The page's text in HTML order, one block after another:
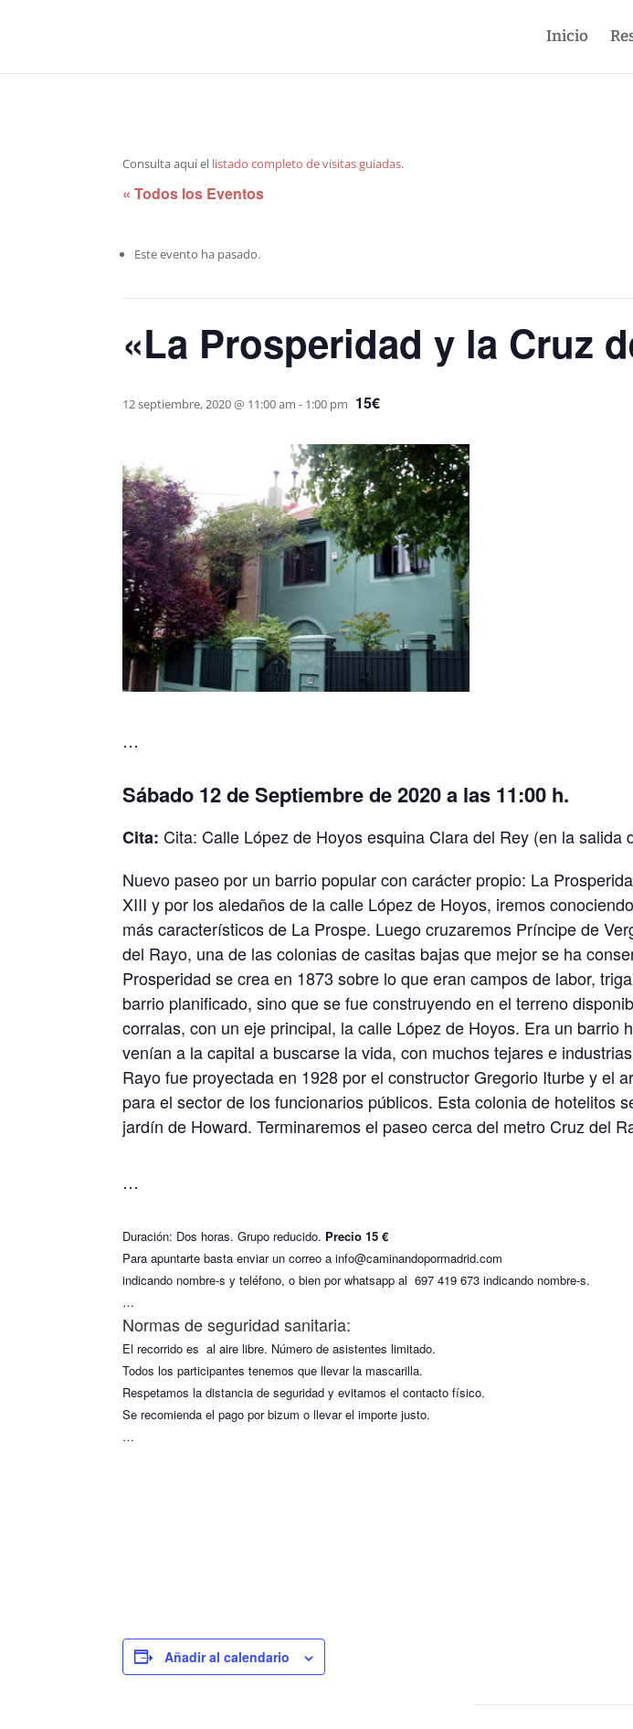
Inicio
Consulta aquí el listado completo de visitas guiadas.
« Todos los Eventos
Este evento ha pasado.
«La Prosperidad y la Cruz
12 septiembre, 2020 @ 11:00 am - 1:00 pm 15€
…
Sábado 12 de Septiembre de 2020 a las 11:00 h.
Cita: Cita: Calle López de Hoyos esquina Clara del Rey (en la salida
Nuevo paseo por un barrio popular con carácter propio: La
XIII y por los aledaños de la calle López de Hoyos, iremos
más característicos de La Prospe. Luego cruzaremos Príncipe de
del Rayo, una de las colonias de casitas bajas que mejor se ha
Prosperidad se crea en 1873 sobre lo que eran campos de labor,
barrio planificado, sino que se fue construyendo en el terreno
corralas, con un eje principal, la calle López de Hoyos. Era un barrio
venían a la capital a buscarse la vida, con muchos tejares e
Rayo fue proyectada en 1928 por el constructor Gregorio Iturbe y el
para el sector de los funcionarios públicos. Esta colonia de hotelitos
jardín de Howard. Terminaremos el paseo cerca del metro Cruz del
…
Duración: Dos horas. Grupo reducido. Precio 15 €
Para apuntarte basta enviar un correo a info@caminandopormadrid.com
indicando nombre-s y teléfono, o bien por whatsapp al 697 419 673 indicando nombre-s.
…
Normas de seguridad sanitaria:
El recorrido es al aire libre. Número de asistentes limitado.
Todos los participantes tenemos que llevar la mascarilla.
Respetamos la distancia de seguridad y evitamos el contacto físico.
Se recomienda el pago por bizum o llevar el importe justo.
…
Añadir al calendario